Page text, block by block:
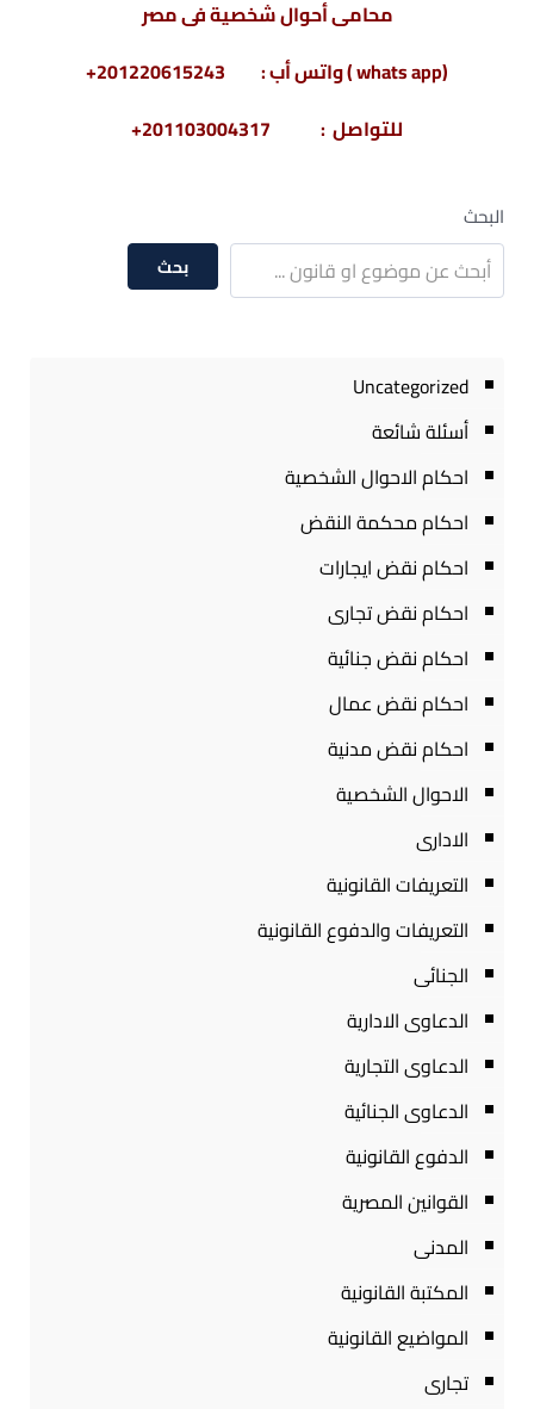
محامى أحوال شخصية فى مصر
(whats app ) واتس أب : 201220615243+
للتواصل : 201103004317+
البحث
بحث
Uncategorized
أسئلة شائعة
احكام الاحوال الشخصية
احكام محكمة النقض
احكام نقض ايجارات
احكام نقض تجارى
احكام نقض جنائية
احكام نقض عمال
احكام نقض مدنية
الاحوال الشخصية
الادارى
التعريفات القانونية
التعريفات والدفوع القانونية
الجنائى
الدعاوى الادارية
الدعاوى التجارية
الدعاوى الجنائية
الدفوع القانونية
القوانين المصرية
المدنى
المكتبة القانونية
المواضيع القانونية
تجارى